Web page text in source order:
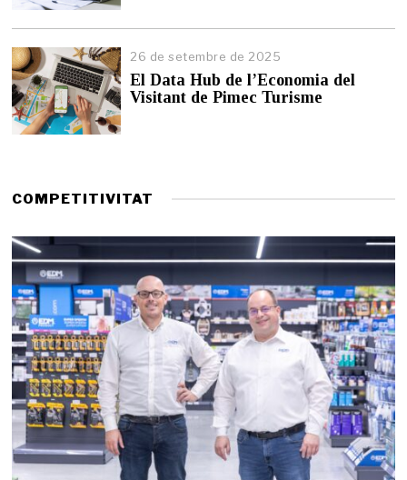
r
r
d
e
26 de setembre de 2025
El Data Hub de l’Economia del
Visitant de Pimec Turisme
COMPETITIVITAT